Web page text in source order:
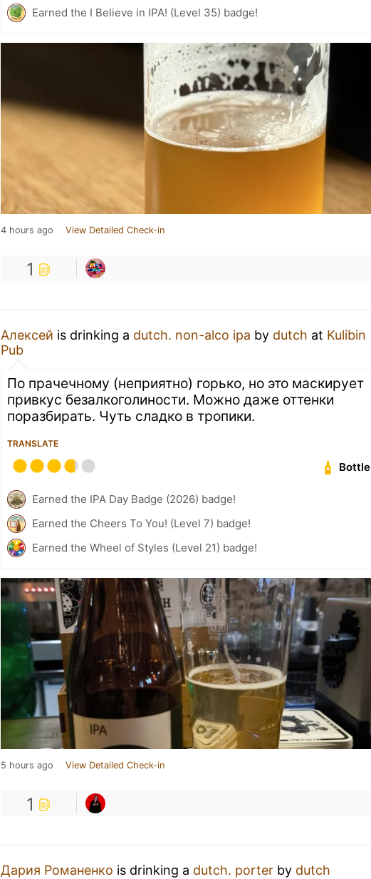
Earned the I Believe in IPA! (Level 35) badge!
4 hours ago View Detailed Check-in
1
Алексей is drinking a dutch. non-alco ipa by dutch at Kulibin
Pub
По прачечному (неприятно) горько, но это маскирует
привкус безалкоголиности. Можно даже оттенки
поразбирать. Чуть сладко в тропики.
TRANSLATE
Bottle
Earned the IPA Day Badge (2026) badge!
Earned the Cheers To You! (Level 7) badge!
Earned the Wheel of Styles (Level 21) badge!
5 hours ago View Detailed Check-in
1
Дария Романенко is drinking a dutch. porter by dutch